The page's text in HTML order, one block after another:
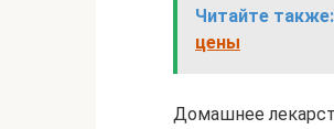
Читайте также:
цены
Домашнее